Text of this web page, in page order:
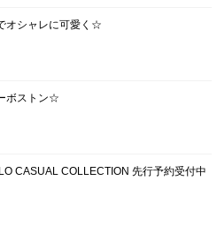
オシャレに可愛く☆
ボストン☆
CASUAL COLLECTION 先行予約受付中